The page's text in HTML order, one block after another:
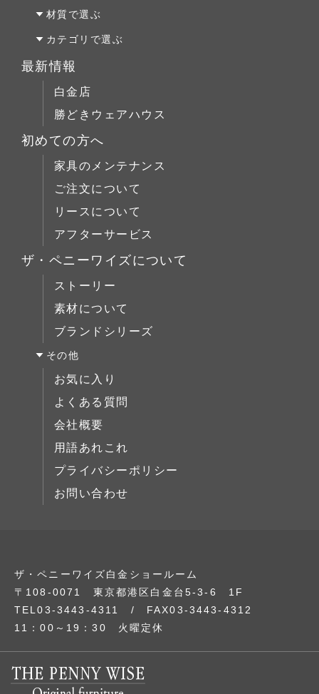
テーブルS
チェア
キャビネット
コーヒーテーブル
ローボード
チェスト
ブックケース
デスク
ベッド
ミラー/スモールアイテム
サイドボード
展示中
オーダーファニチャー
オーダーキッチン＆洗面
リフォーム
材質で選ぶ
オーク材
パイン材
チェリー材
カテゴリで選ぶ
テーブルALL
テーブルS
テーブルM
テーブルL
ブックケース
デスク
ベッド
ミラー/スモールアイテム
サイドボード
展示中
最新情報
白金店
勝どきウェアハウス
初めての方へ
家具のメンテナンス
ご注文について
リースについて
アフターサービス
ザ・ペニーワイズについて
ストーリー
素材について
ブランドシリーズ
その他
お気に入り
よくある質問
会社概要
用語あれこれ
プライバシーポリシー
お問い合わせ
ザ・ペニーワイズ白金ショールーム
〒108-0071 東京都港区白金台5-3-6 1F
TEL03-3443-4311 / FAX03-3443-4312
11：00～19：30 火曜定休